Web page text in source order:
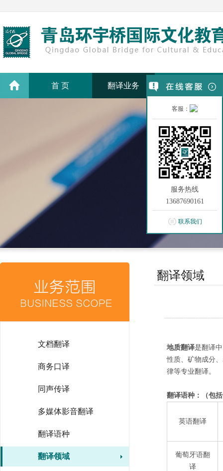
客服：
服务热线
13687690161
联系我们
首 页 翻译业务 翻译价格
文档翻译
商务口译
同声传译
多媒体影音翻译
翻译语种
翻译领域
翻译领域
地质翻译是翻译
性质、矿物成分
律等专业翻译。
翻译语种：（包
英语翻译
葡萄牙语翻
译